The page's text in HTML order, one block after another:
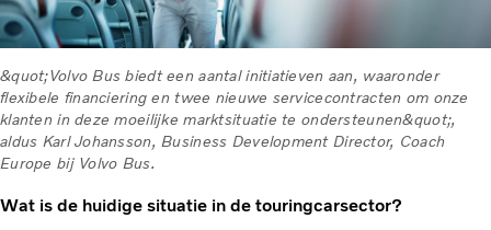
&quot;Volvo Bus biedt een aantal initiatieven aan, waaronder
flexibele financiering en twee nieuwe servicecontracten om onze
klanten in deze moeilijke marktsituatie te ondersteunen&quot;,
aldus Karl Johansson, Business Development Director, Coach
Europe bij Volvo Bus.
Wat is de huidige situatie in de touringcarsector?